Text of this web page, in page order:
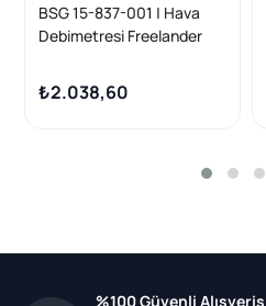
BSG 15-837-001 | Hava
Debimetresi Freelander
₺2.038,60
%100 Güvenli Alışveriş